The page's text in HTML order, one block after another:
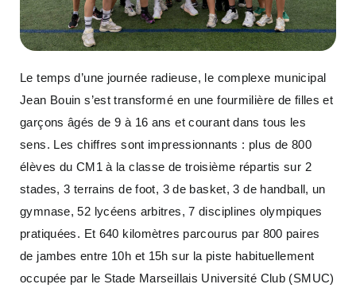
Le temps d’une journée radieuse, le complexe municipal
Jean Bouin s’est transformé en une fourmilière de filles et
garçons âgés de 9 à 16 ans et courant dans tous les
sens. Les chiffres sont impressionnants : plus de 800
élèves du CM1 à la classe de troisième répartis sur 2
stades, 3 terrains de foot, 3 de basket, 3 de handball, un
gymnase, 52 lycéens arbitres, 7 disciplines olympiques
pratiquées. Et 640 kilomètres parcourus par 800 paires
de jambes entre 10h et 15h sur la piste habituellement
occupée par le Stade Marseillais Université Club (SMUC)